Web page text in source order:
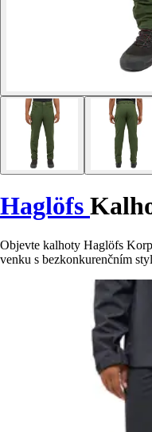
Haglöfs
Objevte kalhoty Haglöfs
venku s bezkonkurenčním